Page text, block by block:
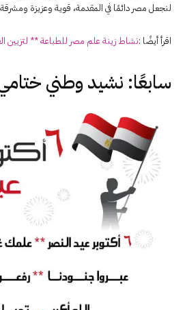
لنجعل مصر دائمًا في المقدمة، قوية وعزيزة
اقرأ أيضًا :نشاط زينة علم مصر للطباعة ** لتزيين
سابعًا: نشيد وطني